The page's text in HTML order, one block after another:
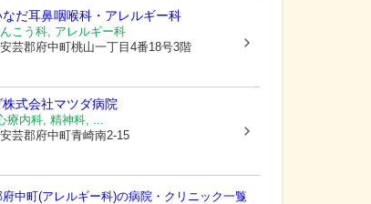
だ耳鼻咽喉科・アレルギー科
こう科, アレルギー科
芸郡府中町桃山一丁目4番18号3階
株式会社マツダ病院
療内科, 精神科, ...
芸郡府中町青崎南2-15
中町(アレルギー科)の病院・クリニック一覧